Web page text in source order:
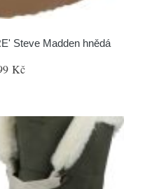
Steve Madden hnědá
Kč